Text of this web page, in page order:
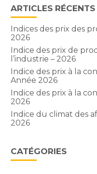
ARTICLES RÉCENTS
Indices des prix des
2026
Indice des prix de
l’industrie – 2026
Indice des prix à la
Année 2026
Indice des prix à la
2026
Indice du climat des
2026
CATÉGORIES